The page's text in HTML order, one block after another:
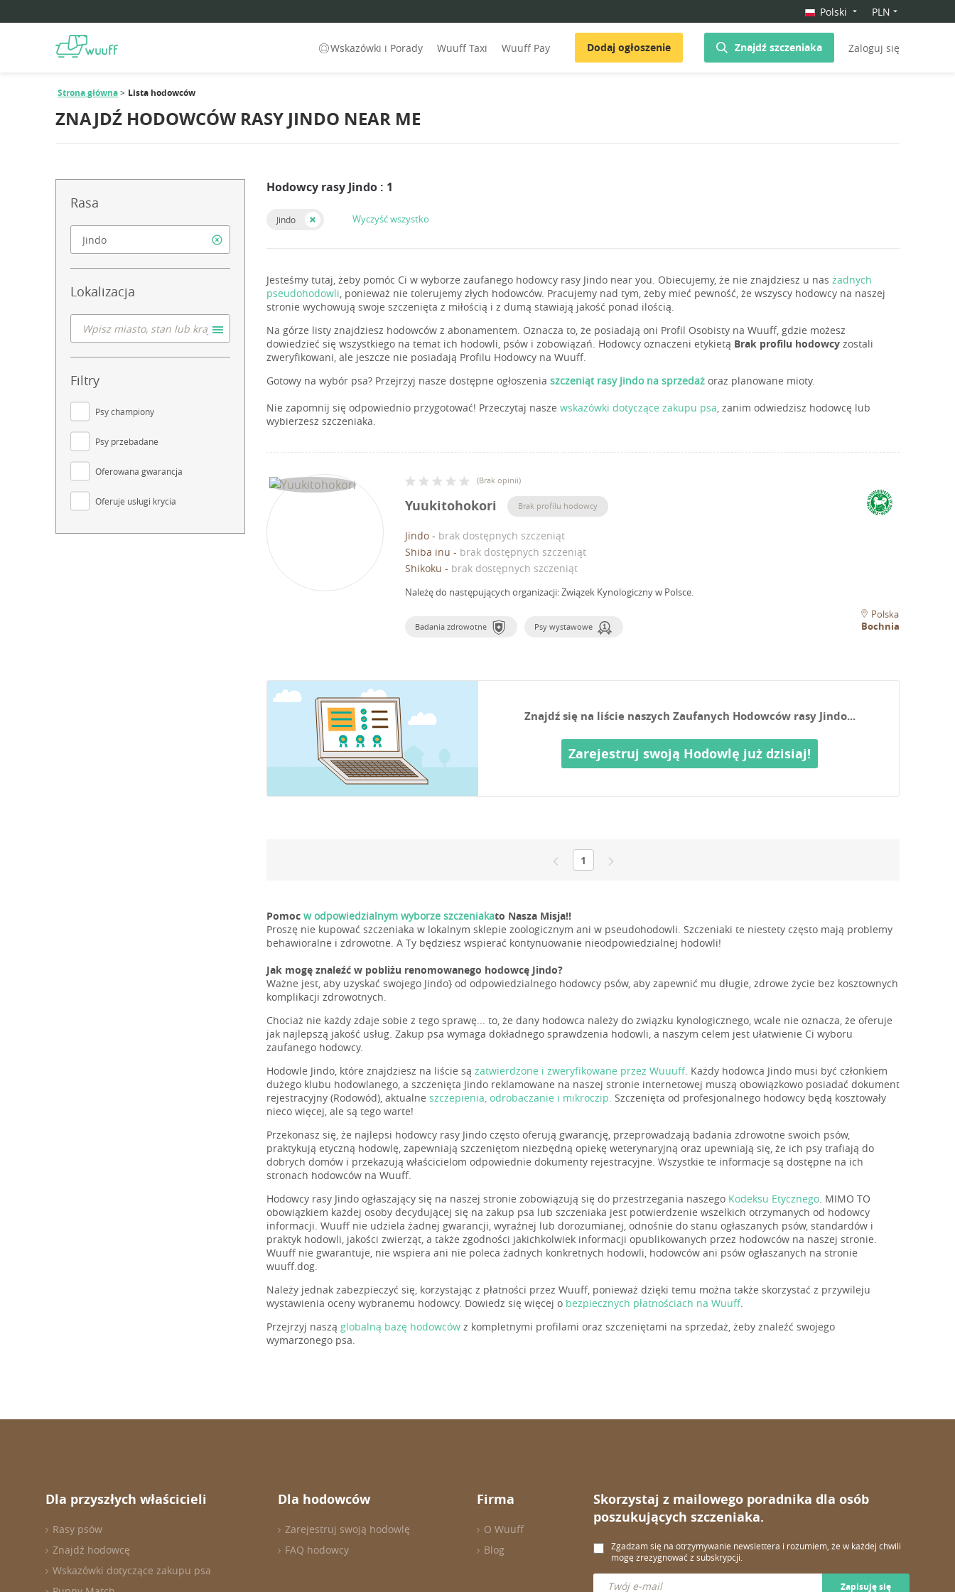
Polski PLN
Wskazówki i Porady Wuuff Taxi Wuuff Pay Dodaj ogłoszenie Znajdź szczeniaka Zaloguj się
Strona główna Lista hodowców
ZNAJDŹ HODOWCÓW RASY JINDO NEAR ME
Rasa
Lokalizacja
Filtry
Psy championy
Psy przebadane
Oferowana gwarancja
Oferuje usługi krycia
Hodowcy rasy Jindo : 1
Jindo Wyczyść wszystko
Jesteśmy tutaj, żeby pomóc Ci w wyborze zaufanego hodowcy rasy Jindo near you. Obiecujemy, że nie znajdziesz u nas żadnych
pseudohodowli, ponieważ nie tolerujemy złych hodowców. Pracujemy nad tym, żeby mieć pewność, że wszyscy hodowcy na naszej
stronie wychowują swoje szczenięta z miłością i z dumą stawiają jakość ponad ilością.
Na górze listy znajdziesz hodowców z abonamentem. Oznacza to, że posiadają oni Profil Osobisty na Wuuff, gdzie możesz
dowiedzieć się wszystkiego na temat ich hodowli, psów i zobowiązań. Hodowcy oznaczeni etykietą Brak profilu hodowcy zostali
zweryfikowani, ale jeszcze nie posiadają Profilu Hodowcy na Wuuff.
Gotowy na wybór psa? Przejrzyj nasze dostępne ogłoszenia szczeniąt rasy Jindo na sprzedaż oraz planowane mioty.
Nie zapomnij się odpowiednio przygotować! Przeczytaj nasze wskazówki dotyczące zakupu psa, zanim odwiedzisz hodowcę lub
wybierzesz szczeniaka.
(Brak opinii)
Yuukitohokori Brak profilu hodowcy
Jindo - brak dostępnych szczeniąt
Shiba inu - brak dostępnych szczeniąt
Shikoku - brak dostępnych szczeniąt
Należę do następujących organizacji: Związek Kynologiczny w Polsce.
Badania zdrowotne Psy wystawowe
Polska
Bochnia
Znajdź się na liście naszych Zaufanych Hodowców rasy Jindo...
Zarejestruj swoją Hodowlę już dzisiaj!
1
Pomoc w odpowiedzialnym wyborze szczeniakato Nasza Misja!!
Proszę nie kupować szczeniaka w lokalnym sklepie zoologicznym ani w pseudohodowli. Szczeniaki te niestety często mają problemy
behawioralne i zdrowotne. A Ty będziesz wspierać kontynuowanie nieodpowiedzialnej hodowli!
Jak mogę znaleźć w pobliżu renomowanego hodowcę Jindo?
Ważne jest, aby uzyskać swojego Jindo} od odpowiedzialnego hodowcy psów, aby zapewnić mu długie, zdrowe życie bez kosztownych
komplikacji zdrowotnych.
Chociaż nie każdy zdaje sobie z tego sprawę... to, że dany hodowca należy do związku kynologicznego, wcale nie oznacza, że oferuje
jak najlepszą jakość usług. Zakup psa wymaga dokładnego sprawdzenia hodowli, a naszym celem jest ułatwienie Ci wyboru
zaufanego hodowcy.
Hodowle Jindo, które znajdziesz na liście są zatwierdzone i zweryfikowane przez Wuuuff. Każdy hodowca Jindo musi być członkiem
dużego klubu hodowlanego, a szczenięta Jindo reklamowane na naszej stronie internetowej muszą obowiązkowo posiadać dokument
rejestracyjny (Rodowód), aktualne szczepienia, odrobaczanie i mikroczip. Szczenięta od profesjonalnego hodowcy będą kosztowały
nieco więcej, ale są tego warte!
Przekonasz się, że najlepsi hodowcy rasy Jindo często oferują gwarancję, przeprowadzają badania zdrowotne swoich psów,
praktykują etyczną hodowlę, zapewniają szczeniętom niezbędną opiekę weterynaryjną oraz upewniają się, że ich psy trafiają do
dobrych domów i przekazują właścicielom odpowiednie dokumenty rejestracyjne. Wszystkie te informacje są dostępne na ich
stronach hodowców na Wuuff.
Hodowcy rasy Jindo ogłaszający się na naszej stronie zobowiązują się do przestrzegania naszego Kodeksu Etycznego. MIMO TO
obowiązkiem każdej osoby decydującej się na zakup psa lub szczeniaka jest potwierdzenie wszelkich otrzymanych od hodowcy
informacji. Wuuff nie udziela żadnej gwarancji, wyraźnej lub dorozumianej, odnośnie do stanu ogłaszanych psów, standardów i
praktyk hodowli, jakości zwierząt, a także zgodności jakichkolwiek informacji opublikowanych przez hodowców na naszej stronie.
Wuuff nie gwarantuje, nie wspiera ani nie poleca żadnych konkretnych hodowli, hodowców ani psów ogłaszanych na stronie
wuuff.dog.
Należy jednak zabezpieczyć się, korzystając z płatności przez Wuuff, ponieważ dzięki temu można także skorzystać z przywileju
wystawienia oceny wybranemu hodowcy. Dowiedz się więcej o bezpiecznych płatnościach na Wuuff.
Przejrzyj naszą globalną bazę hodowców z kompletnymi profilami oraz szczeniętami na sprzedaż, żeby znaleźć swojego
wymarzonego psa.
Dla przyszłych właścicieli
Rasy psów
Znajdź hodowcę
Wskazówki dotyczące zakupu psa
Dla hodowców
Zarejestruj swoją hodowlę
FAQ hodowcy
Firma
O Wuuff
Blog
Skorzystaj z mailowego poradnika dla osób
poszukujących szczeniaka.
Zgadzam się na otrzymywanie newslettera i rozumiem, że w każdej chwili
mogę zrezygnować z subskrypcji.
Zapisuję się